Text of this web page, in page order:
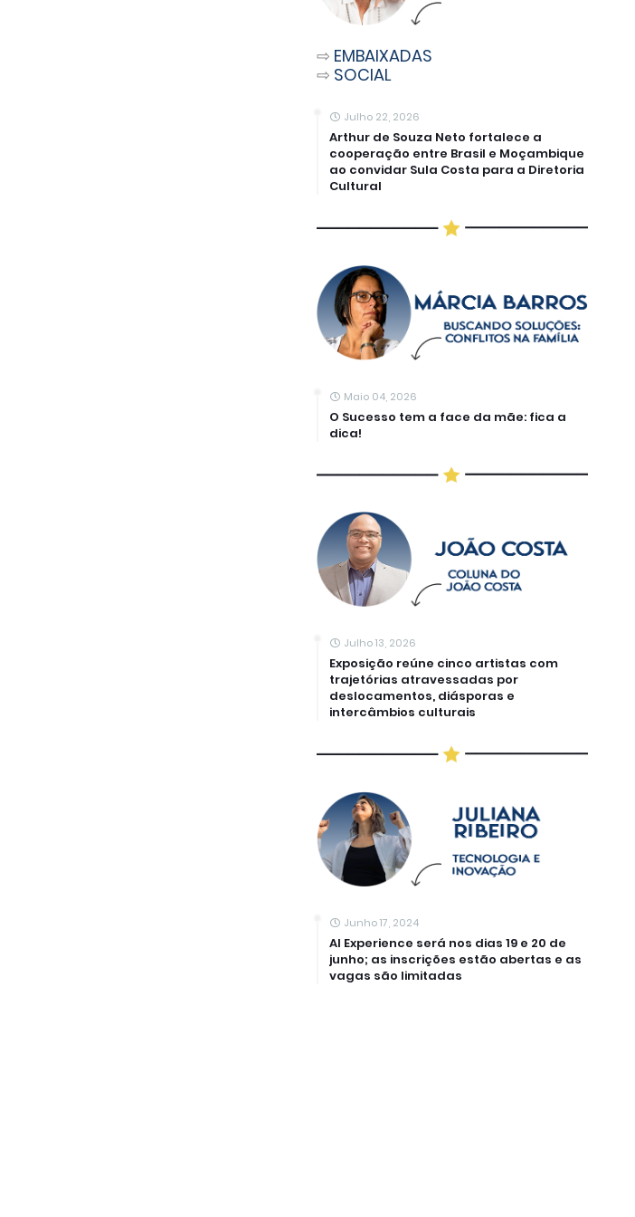
⇨ EMBAIXADAS
⇨ SOCIAL
Julho 22, 2026
Arthur de Souza Neto fortalece a
cooperação entre Brasil e Moçambique
ao convidar Sula Costa para a Diretoria
Cultural
Maio 04, 2026
O Sucesso tem a face da mãe: fica a
dica!
Julho 13, 2026
Exposição reúne cinco artistas com
trajetórias atravessadas por
deslocamentos, diásporas e
intercâmbios culturais
Junho 17, 2024
AI Experience será nos dias 19 e 20 de
junho; as inscrições estão abertas e as
vagas são limitadas